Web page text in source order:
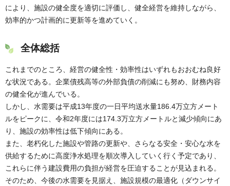
により、施設の健全度を適切に評価し、健全経営を維持しながら、
効率的かつ計画的に更新等を進めていく。
全体総括
これまでのところ、経営の健全性・効率性はいずれもおおむね良好
な状況である。企業債残高等の外部負債の削減にも努め、財務内容
の健全化が進んでいる。
しかし、水需要は平成13年度の一日平均送水量186.4万立方メート
ルをピークに、令和2年度には174.3万立方メートルと減少傾向にあ
り、施設の効率性は低下傾向にある。
また、老朽化した施設や管路の更新や、さらなる安全・安心な水を
供給するために高度浄水処理を順次導入していく行く予定であり、
これらに伴う建設費用の負担が経営を圧迫することが見込まれる。
そのため、今後の水需要を見据え、施設規模の最適化（ダウンサイ